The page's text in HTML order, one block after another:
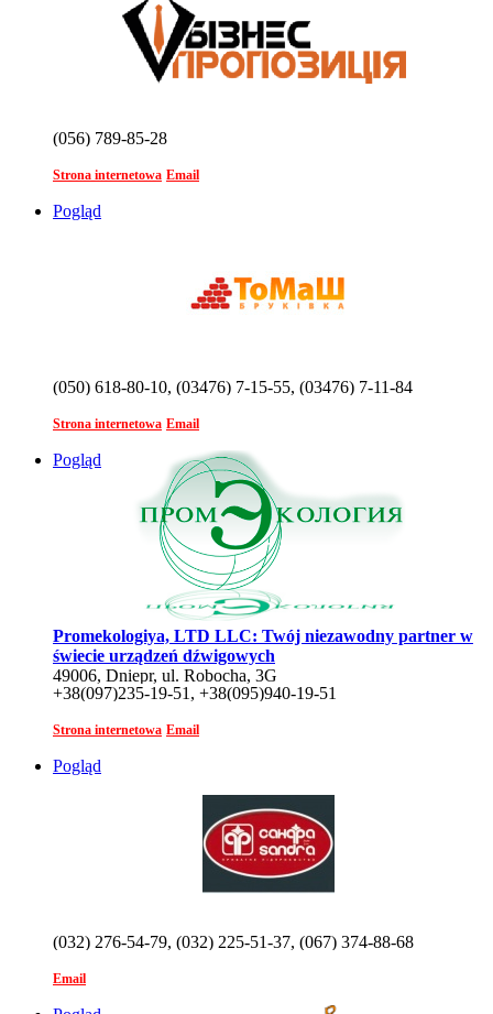
(056) 789-85-28
Strona internetowa Email
Pogląd
(050) 618-80-10, (03476) 7-15-55, (03476) 7-11-84
Strona internetowa Email
Pogląd
Promekologiya, LTD LLC: Twój niezawodny partner w
świecie urządzeń dźwigowych
49006, Dniepr, ul. Robocha, 3G
+38(097)235-19-51, +38(095)940-19-51
Strona internetowa Email
Pogląd
(032) 276-54-79, (032) 225-51-37, (067) 374-88-68
Email